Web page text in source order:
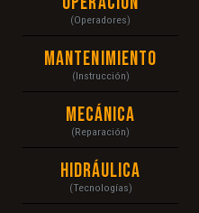
(Operadores)
Mantenimiento
(Instrucción)
Mecánica
(Reparación)
Hidráulica
(Tecnologías)